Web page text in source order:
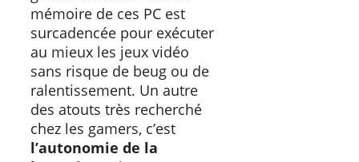
mémoire de ces PC est
surcadencée pour exécuter
au mieux les jeux vidéo
sans risque de beug ou de
ralentissement. Un autre
des atouts très recherché
chez les gamers, c’est
l’autonomie de la